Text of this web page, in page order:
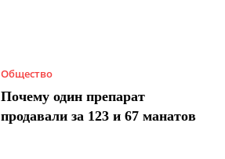
Общество
Почему один препарат
продавали за 123 и 67 манатов